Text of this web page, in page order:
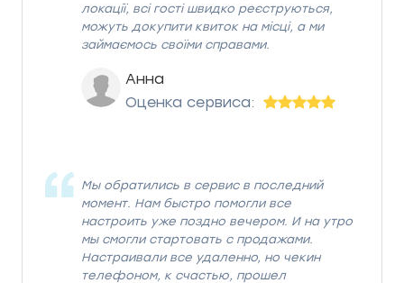
локації, всі гості швидко реєструються,
можуть докупити квиток на місці, а ми
займаємось своїми справами.
Анна
Оценка сервиса:
Мы обратились в сервис в последний
момент. Нам быстро помогли все
настроить уже поздно вечером. И на утро
мы смогли стартовать с продажами.
Настраивали все удаленно, но чекин
телефоном, к счастью, прошел